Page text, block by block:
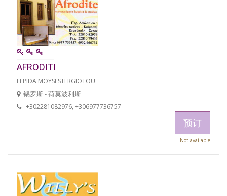
AFRODITI
ELPIDA MOYSI STERGIOTOU
锡罗斯 - 荷莫波利斯
+302281082976, +306977736757
预订
Not available